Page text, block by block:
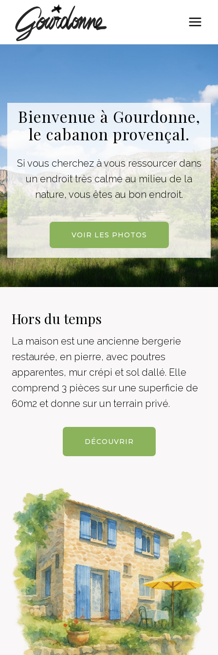
contenu
Bienvenue à Gourdonne,
le cabanon provençal.
Si vous cherchez à vous ressourcer dans
un endroit très calme au milieu de la
nature, vous êtes au bon endroit.
VOIR LES PHOTOS
Hors du temps
La maison est une ancienne bergerie
restaurée, en pierre, avec poutres
apparentes, mur crépi et sol dallé. Elle
comprend 3 pièces sur une superficie de
60m2 et donne sur un terrain privé.
DÉCOUVRIR